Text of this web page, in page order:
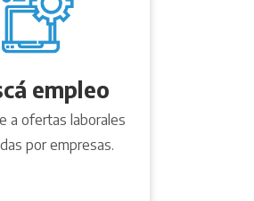
empleo
a ofertas laborales
por empresas.